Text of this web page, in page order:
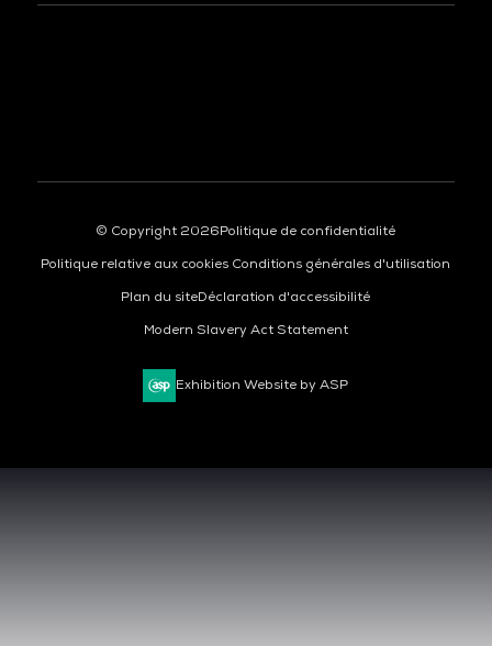
© Copyright 2026Politique de confidentialité
Politique relative aux cookies Conditions générales d'utilisation
Plan du siteDéclaration d'accessibilité
Modern Slavery Act Statement
Exhibition Website by ASP